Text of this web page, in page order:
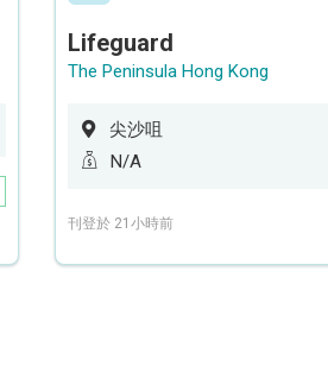
Lifeguard
The Peninsula Hong Kong
尖沙咀
N/A
刊登於 21小時前